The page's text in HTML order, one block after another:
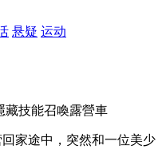
悬疑 运动
藏技能召喚露營車
家途中，突然和一位美少